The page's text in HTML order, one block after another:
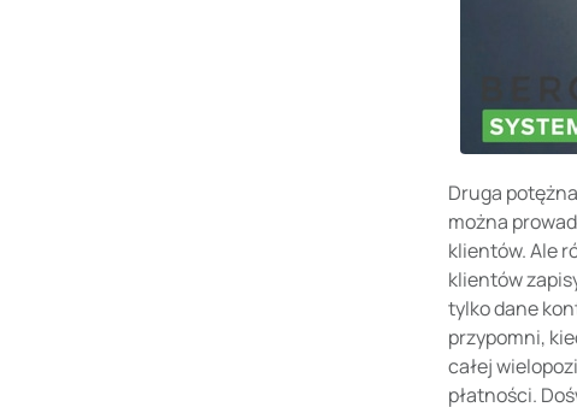
Druga
można
klientów. Ale
klientów
tylko dane
przypomni,
całej
płatności.